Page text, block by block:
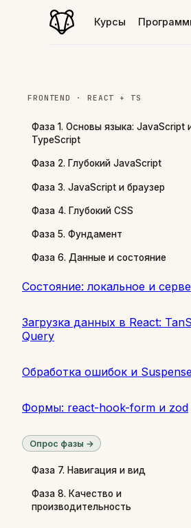
Курсы
FRONTEND · REACT + TS
Фаза 1. Основы языка: JavaScript
TypeScript
Фаза 2. Глубокий JavaScript
Фаза 3. JavaScript и браузер
Фаза 4. Глубокий CSS
Фаза 5. Фундамент
Фаза 6. Данные и состояние
Состояние: локальное и
Загрузка данных в React:
Query
Обработка ошибок и
Формы: react-hook-form и zod
Опрос фазы →
Фаза 7. Навигация и вид
Фаза 8. Качество и
производительность